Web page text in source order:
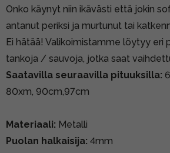
Onko käynyt niin ikävästi että jokin
antanut periksi ja murtunut tai
Ei hätää! Valikoimistamme löytyy eri
tankoja / sauvoja, jotka saat
Saatavilla seuraavilla pituuksilla:
80xm, 90cm,97cm
Materiaali: Metalli
Puolan halkaisija: 4mm